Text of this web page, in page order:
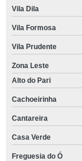
Vila Dila
Vila Formosa
Vila Prudente
Zona Leste
Alto do Pari
Cachoeirinha
Cantareira
Casa Verde
Freguesia do Ó